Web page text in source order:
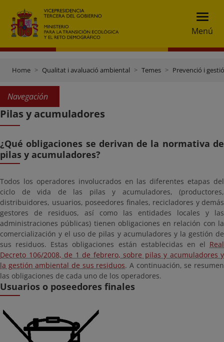
Menú
Home Qualitat i avaluació ambiental Temes Prevenció i
Navegación
Pilas y acumuladores
¿Qué obligaciones se derivan de la normativa de
pilas y acumuladores?
Todos los operadores involucrados en las diferentes etapas del
ciclo de vida de las pilas y acumuladores, (productores,
distribuidores, usuarios, poseedores finales, recicladores y demás
gestores de residuos, así como las entidades locales y las
administraciones públicas) tienen obligaciones en relación con la
comercialización y el uso de pilas y acumuladores y la gestión de
sus residuos. Estas obligaciones están establecidas en el Real
Decreto 106/2008, de 1 de febrero, sobre pilas y acumuladores y
la gestión ambiental de sus residuos. A continuación, se resumen
las obligaciones de cada uno de los operadores.
Usuarios o poseedores finales